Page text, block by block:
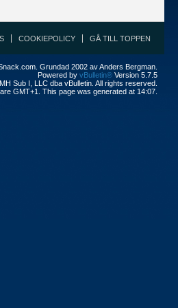
COOKIEPOLICY GÅ TILL TOPPEN
Grundad 2002 av Anders Bergman.
Powered by vBulletin® Version 5.7.5
Sub I, LLC dba vBulletin. All rights reserved.
GMT+1. This page was generated at 14:07.